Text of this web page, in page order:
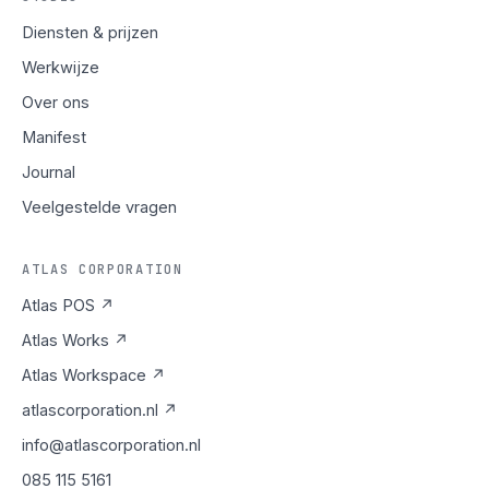
Diensten & prijzen
Werkwijze
Over ons
Manifest
Journal
Veelgestelde vragen
ATLAS CORPORATION
Atlas POS ↗
Atlas Works ↗
Atlas Workspace ↗
atlascorporation.nl ↗
info@atlascorporation.nl
085 115 5161